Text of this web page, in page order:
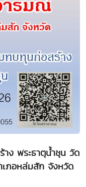
ง พระธาตุน้ำชุน วัด
ภอหล่มสัก จังหวัด